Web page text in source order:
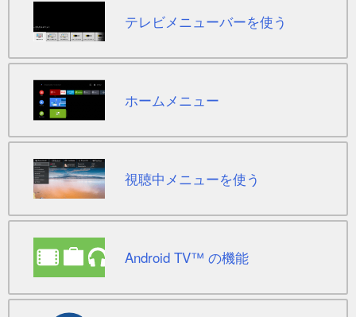
テレビメニューバーを使う
ホームメニュー
視聴中メニューを使う
Android TV™ の機能